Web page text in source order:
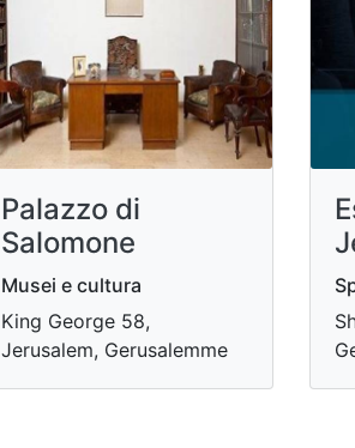
Palazzo di
Salomone
Musei e cultura
King George 58,
Jerusalem, Gerusalemme